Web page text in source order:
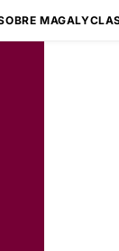
MAGALY